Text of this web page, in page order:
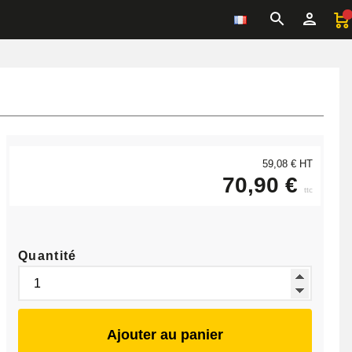
59,08 € HT
70,90 € ttc
Quantité
Ajouter au panier